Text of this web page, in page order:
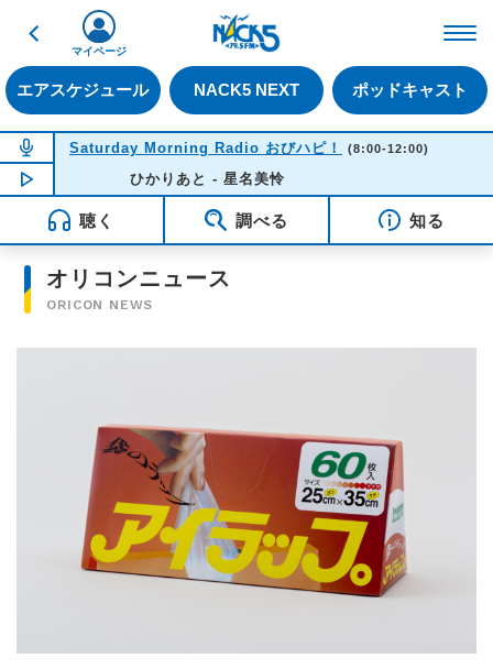
戻る
エアスケジュール NACK5 NEXT ポッドキャスト
マイページ
NOW ON AIR
Saturday Morning Radio おびハピ！ (8:00-12:00)
NOW PLAYING08:39
ひかりあと - 星名美怜
聴く 調べる 知る
オリコンニュース
ORICON NEWS